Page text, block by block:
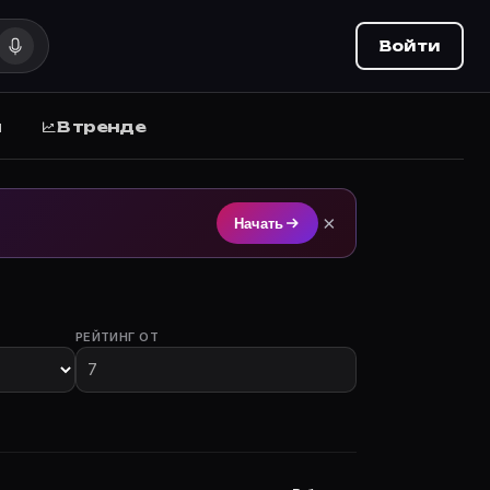
на Movie Planner.
с участием.
Войти
В тренде
Начать ×
РЕЙТИНГ ОТ